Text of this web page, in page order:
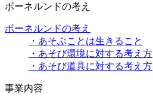
ボーネルンドの考え
ボーネルンドの考え
・あそぶことは生きること
・あそび環境に対する考え方
・あそび道具に対する考え方
事業内容